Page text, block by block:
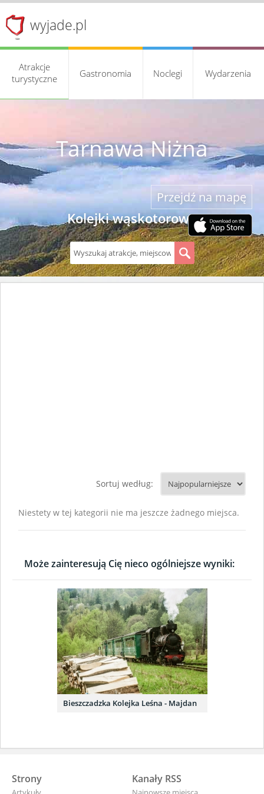
wyjade.pl
Atrakcje
turystyczne
Gastronomia Noclegi Wydarzenia
Tarnawa Niżna
Kolejki wąskotorowe
Przejdź na mapę
Sortuj według:
Niestety w tej kategorii nie ma jeszcze żadnego miejsca.
Może zainteresują Cię nieco ogólniejsze wyniki:
Bieszczadzka Kolejka Leśna - Majdan
Strony Kanały RSS